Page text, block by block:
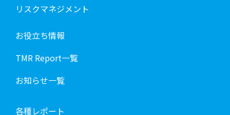
リスクマネジメント
お役立ち情報
TMR Report一覧
お知らせ一覧
各種レポート